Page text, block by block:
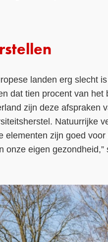
landen erg slecht
dat tien procent van het
zijn deze afspraken
Natuurrijke
elementen zijn goed
eigen